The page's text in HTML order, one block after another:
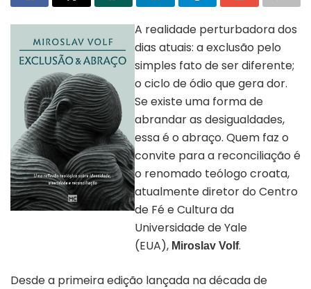
A realidade perturbadora dos
dias atuais: a exclusão pelo
simples fato de ser diferente;
o ciclo de ódio que gera dor.
Se existe uma forma de
abrandar as desigualdades,
essa é o abraço. Quem faz o
convite para a reconciliação é
o renomado teólogo croata,
atualmente diretor do Centro
de Fé e Cultura da
Universidade de Yale
(EUA), Miroslav Volf.
Desde a primeira edição lançada na década de